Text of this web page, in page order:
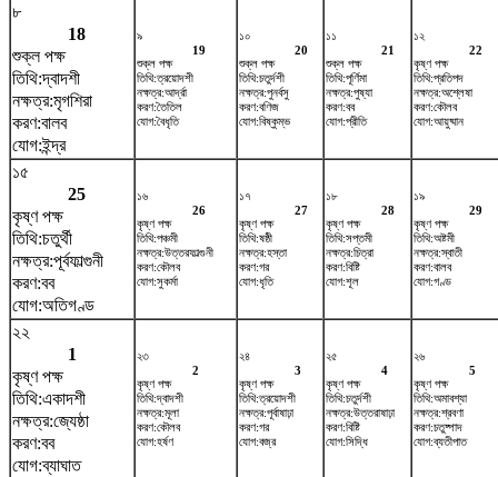
৮
18
শুক্ল পক্ষ
তিথি:দ্বাদশী
নক্ষত্র:মৃগশিরা
করণ:বালব
যোগ:ইন্দ্র
৯
19
শুক্ল পক্ষ
তিথি:ত্রয়োদশী
নক্ষত্র:আর্দ্রা
করণ:তৈতিল
যোগ:বৈধৃতি
১০
20
শুক্ল পক্ষ
তিথি:চতুর্দশী
নক্ষত্র:পুনর্বসু
করণ:বণিজ
যোগ:বিষ্কুম্ভ
১১
21
শুক্ল পক্ষ
তিথি:পূর্ণিমা
নক্ষত্র:পুষ্যা
করণ:বব
যোগ:প্রীতি
১২
22
কৃষ্ণ পক্ষ
তিথি:প্রতিপদ
নক্ষত্র:অশ্লেষা
করণ:কৌলব
যোগ:আয়ুষ্মান
১৫
25
কৃষ্ণ পক্ষ
তিথি:চতুর্থী
নক্ষত্র:পূর্বফাল্গুনী
করণ:বব
যোগ:অতিগণ্ড
১৬
26
কৃষ্ণ পক্ষ
তিথি:পঞ্চমী
নক্ষত্র:উত্তরফাল্গুনী
করণ:কৌলব
যোগ:সুকর্মা
১৭
27
কৃষ্ণ পক্ষ
তিথি:ষষ্ঠী
নক্ষত্র:হস্তা
করণ:গর
যোগ:ধৃতি
১৮
28
কৃষ্ণ পক্ষ
তিথি:সপ্তমী
নক্ষত্র:চিত্রা
করণ:বিষ্টি
যোগ:শূল
১৯
29
কৃষ্ণ পক্ষ
তিথি:অষ্টমী
নক্ষত্র:স্বাতী
করণ:বালব
যোগ:গণ্ড
২২
1
কৃষ্ণ পক্ষ
তিথি:একাদশী
নক্ষত্র:জ্যেষ্ঠা
করণ:বব
যোগ:ব্যাঘাত
২৩
2
কৃষ্ণ পক্ষ
তিথি:দ্বাদশী
নক্ষত্র:মূলা
করণ:কৌলব
যোগ:হর্ষণ
২৪
3
কৃষ্ণ পক্ষ
তিথি:ত্রয়োদশী
নক্ষত্র:পূর্বাষাঢ়া
করণ:গর
যোগ:বজ্র
২৫
4
কৃষ্ণ পক্ষ
তিথি:চতুর্দশী
নক্ষত্র:উত্তরাষাঢ়া
করণ:বিষ্টি
যোগ:সিদ্ধি
২৬
5
কৃষ্ণ পক্ষ
তিথি:অমাবশ্যা
নক্ষত্র:শ্রবণা
করণ:চতুষ্পাদ
যোগ:ব্যতীপাত